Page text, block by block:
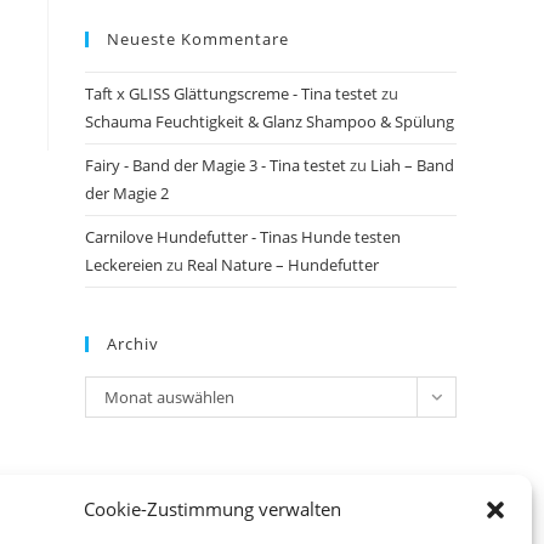
Cookie-Zustimmung verwalten
Neueste Kommentare
Taft x GLISS Glättungscreme - Tina testetzu
Schauma Feuchtigkeit & Glanz Shampoo & Spülung
Fairy - Band der Magie 3 - Tina testetzu Liah – Band
der Magie 2
Carnilove Hundefutter - Tinas Hunde testen
Leckereien zu Real Nature – Hundefutter
Archiv
Archiv
Monat auswählen